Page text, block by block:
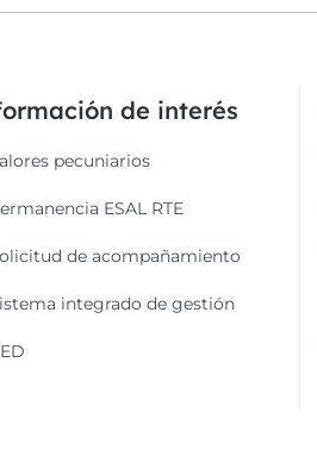
de interés
pecuniarios
ESAL RTE
de acompañamiento
integrado de gestión